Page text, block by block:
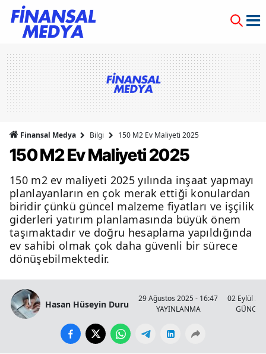
Finansal Medya Bilgi 150 M2 Ev Maliyeti 2025
150 M2 Ev Maliyeti 2025
150 m2 ev maliyeti 2025 yılında inşaat yapmayı
planlayanların en çok merak ettiği konulardan
biridir çünkü güncel malzeme fiyatları ve işçilik
giderleri yatırım planlamasında büyük önem
taşımaktadır ve doğru hesaplama yapıldığında
ev sahibi olmak çok daha güvenli bir sürece
dönüşebilmektedir.
Hasan Hüseyin Duru
29 Ağustos 2025 - 16:47
YAYINLANMA
02 Eylül